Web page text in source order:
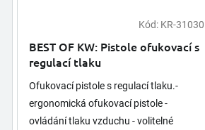
produktu
je
5,0
5
hvězdiček.
Kód: KR-31030
BEST OF KW: Pistole ofukovací s
regulací tlaku
Ofukovací pistole s regulací tlaku.-
ergonomická ofukovací pistole -
ovládání tlaku vzduchu - volitelné